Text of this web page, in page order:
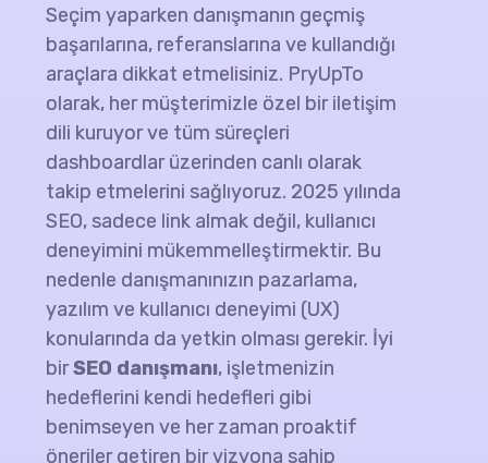
Seçim yaparken danışmanın geçmiş
başarılarına, referanslarına ve kullandığı
araçlara dikkat etmelisiniz. PryUpTo
olarak, her müşterimizle özel bir iletişim
dili kuruyor ve tüm süreçleri
dashboardlar üzerinden canlı olarak
takip etmelerini sağlıyoruz. 2025 yılında
SEO, sadece link almak değil, kullanıcı
deneyimini mükemmelleştirmektir. Bu
nedenle danışmanınızın pazarlama,
yazılım ve kullanıcı deneyimi (UX)
konularında da yetkin olması gerekir. İyi
birSEO danışmanı, işletmenizin
hedeflerini kendi hedefleri gibi
benimseyen ve her zaman proaktif
öneriler getiren bir vizyona sahip